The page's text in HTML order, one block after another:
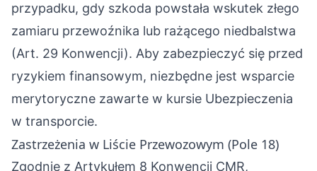
przypadku, gdy szkoda powstała wskutek złego
zamiaru przewoźnika lub rażącego niedbalstwa
(Art. 29 Konwencji). Aby zabezpieczyć się przed
ryzykiem finansowym, niezbędne jest wsparcie
merytoryczne zawarte w kursie Ubezpieczenia
w transporcie.
Zastrzeżenia w Liście Przewozowym (Pole 18)
Zgodnie z Artykułem 8 Konwencji CMR,